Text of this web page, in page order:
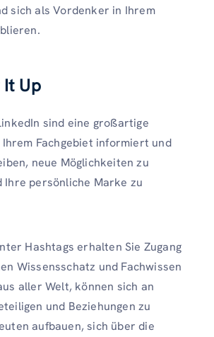
sich als Vordenker in Ihrem
Up
sind eine großartige
Fachgebiet informiert und
neue Möglichkeiten zu
Ihre persönliche Marke zu
Hashtags erhalten Sie Zugang
Wissensschatz und Fachwissen
aller Welt, können sich an
und Beziehungen zu
aufbauen, sich über die